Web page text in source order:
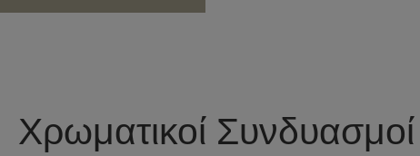
Χρωματικοί Συνδυασμοί